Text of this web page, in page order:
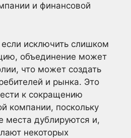
и финансовой
исключить слишком
объединение может
что может создать
и рынка. Это
к сокращению
компании, поскольку
места дублируются и,
некоторых